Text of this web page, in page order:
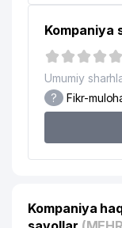
Kompaniya
Umumiy
? Fikr-
Kompaniya